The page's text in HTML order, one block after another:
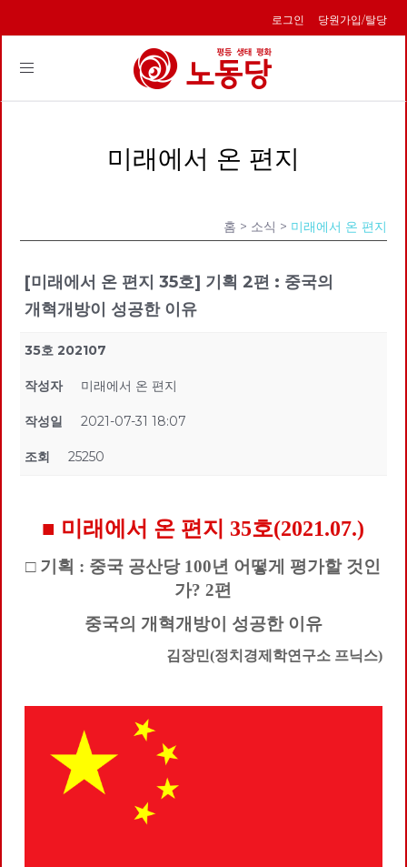
로그인 당원가입/탈당
Toggle
미래에서 온 편지
홈 > 소식 > 미래에서 온 편지
[미래에서 온 편지 35호] 기획 2편 : 중국의
개혁개방이 성공한 이유
35호 202107
작성자 미래에서 온 편지
작성일 2021-07-31 18:07
조회 25250
■ 미래에서 온 편지 35호(2021.07.)
□ 기획 : 중국 공산당 100년 어떻게 평가할 것인
가? 2편
중국의 개혁개방이 성공한 이유
김장민(정치경제학연구소 프닉스)